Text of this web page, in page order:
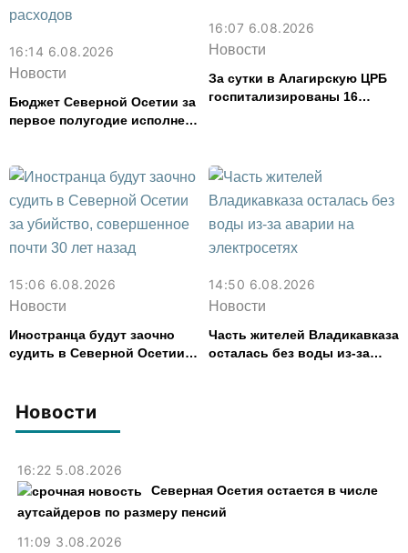
Новости
16:22 5.08.2026
Северная Осетия остается в числе
аутсайдеров по размеру пенсий
11:09 3.08.2026
16:14 6.08.2026
Новости
Бюджет Северной Осетии за
первое полугодие исполнен
16:07 6.08.2026
Новости
За сутки в Алагирскую ЦРБ
госпитализированы 16
15:06 6.08.2026
Новости
Иностранца будут заочно
судить в Северной Осетии
14:50 6.08.2026
Новости
Часть жителей Владикавказа
осталась без воды из-за